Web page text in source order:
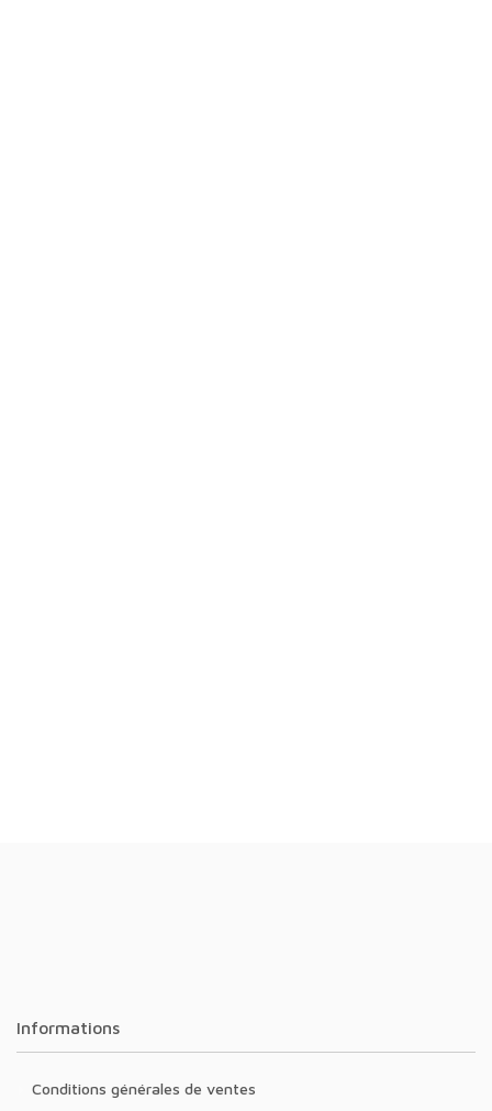
Informations
Conditions générales de ventes